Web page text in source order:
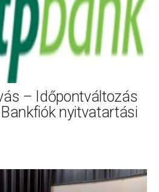
– Időpontváltozás
nyitvatartási